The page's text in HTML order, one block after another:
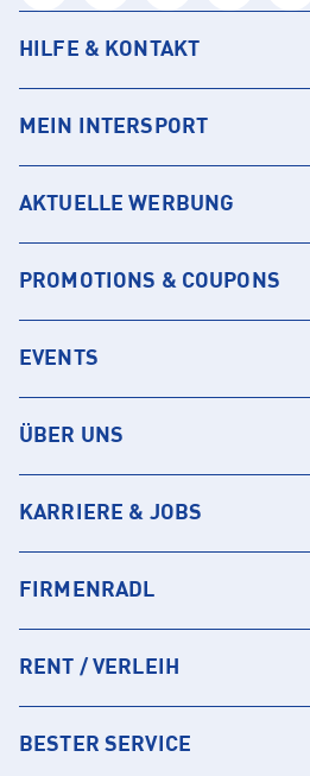
HILFE & KONTAKT
MEIN INTERSPORT
AKTUELLE WERBUNG
PROMOTIONS & COUPONS
EVENTS
ÜBER UNS
KARRIERE & JOBS
FIRMENRADL
RENT / VERLEIH
BESTER SERVICE